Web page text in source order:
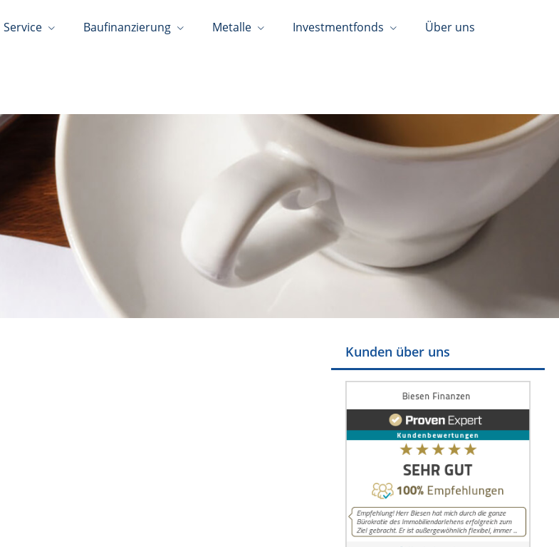
Service Baufinanzierung Metalle Investmentfonds Über uns
Kunden über uns